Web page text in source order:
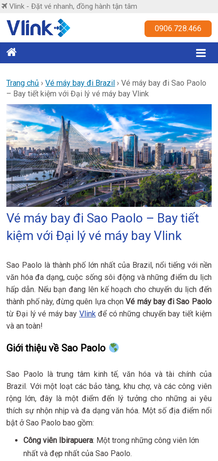
Skip
content
Vlink - Đặt vé nhanh, đồng hành tận tâm
Vlink
nhanh,
đồng
hành
tận
tâm
0906.728.466
Trang chủ ›Vé máy bay đi Brazil ›Vé máy bay đi Sao Paolo
– Bay tiết kiệm với Đại lý vé máy bay Vlink
Vé máy bay đi Sao Paolo – Bay tiết
kiệm với Đại lý vé máy bay Vlink
Sao Paolo là thành phố lớn nhất của Brazil, nổi tiếng với nền
văn hóa đa dạng, cuộc sống sôi động và những điểm du lịch
hấp dẫn. Nếu bạn đang lên kế hoạch cho chuyến du lịch đến
thành phố này, đừng quên lựa chọnVé máy bay đi Sao Paolo
từ Đại lý vé máy bay Vlink để có những chuyến bay tiết kiệm
và an toàn!
Giới thiệu về Sao Paolo
Sao Paolo là trung tâm kinh tế, văn hóa và tài chính của
Brazil. Với một loạt các bảo tàng, khu chợ, và các công viên
rộng lớn, đây là một điểm đến lý tưởng cho những ai yêu
thích sự nhộn nhịp và đa dạng văn hóa. Một số địa điểm nổi
bật ở Sao Paolo bao gồm:
Công viên Ibirapuera: Một trong những công viên lớn
nhất và đẹp nhất của Sao Paolo.